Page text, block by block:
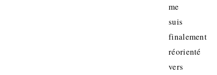
me
suis
finalement
réorienté
vers